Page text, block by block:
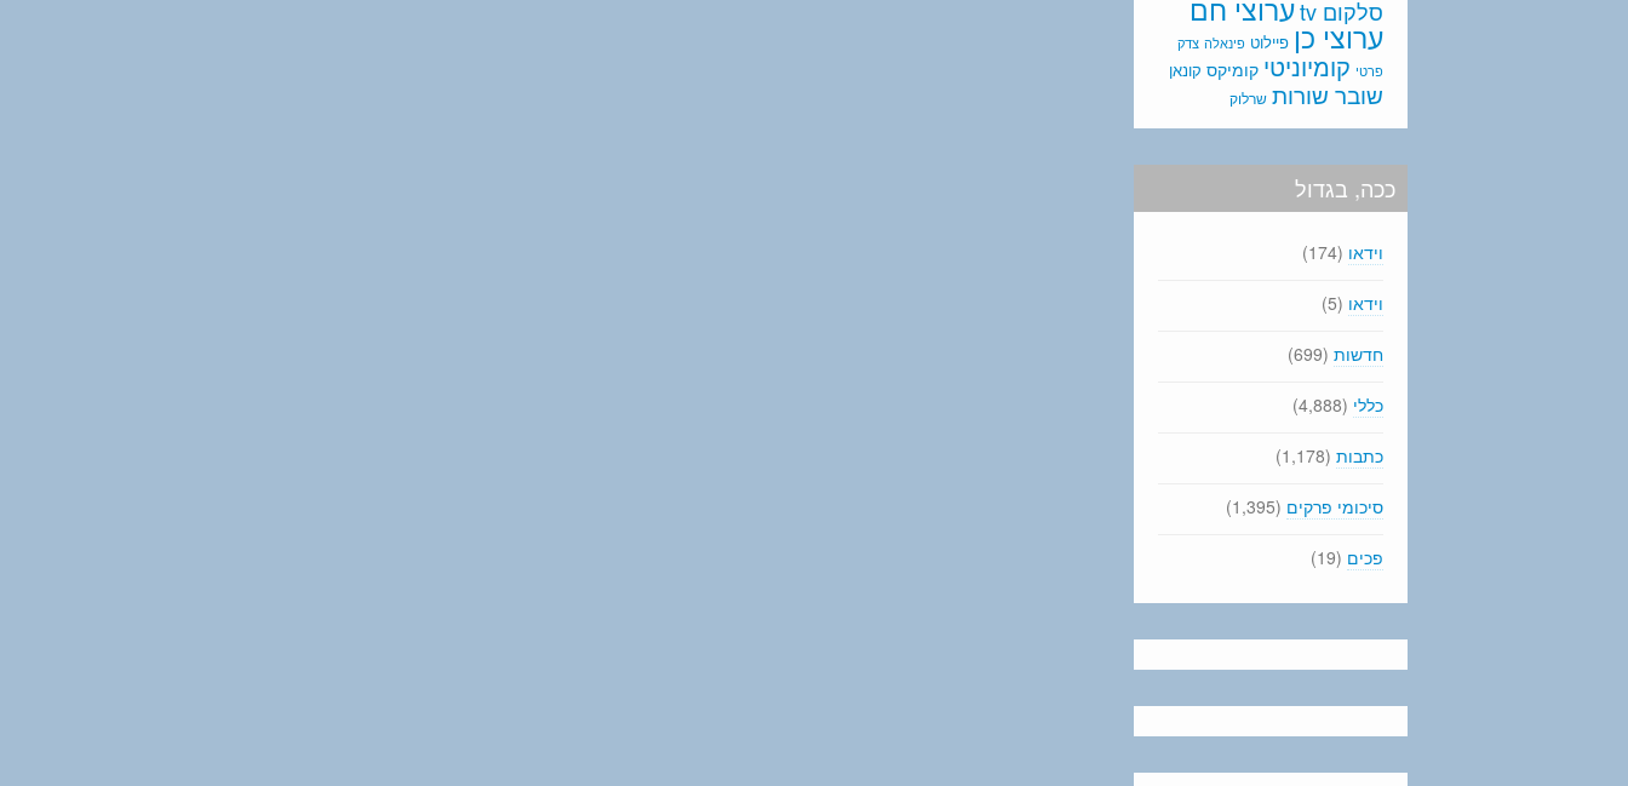
סלקום tv ערוצי חם
ערוצי כן פיילוט פינאלה צדק
פרטי קומיוניטי קומיקס קונאן
שובר שורות שרלוק
ככה, בגדול
וידאו (174)
וידאו (5)
חדשות (699)
כללי (4,888)
כתבות (1,178)
סיכומי פרקים (1,395)
פכים (19)